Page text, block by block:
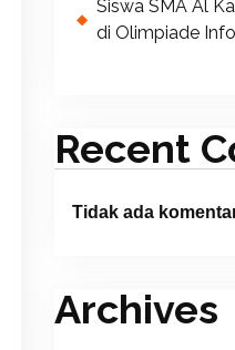
Siswa SMA Al
di Olimpiade
Recent
Tidak ada
Archives